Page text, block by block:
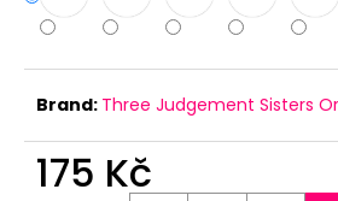
Brand: Three Judgement Sisters
175 Kč